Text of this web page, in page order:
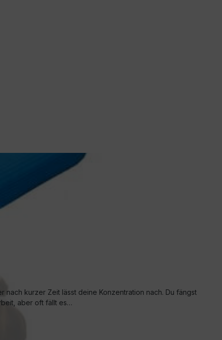
nach kurzer Zeit lässt deine Konzentration nach. Du fängst
aber oft fällt es…